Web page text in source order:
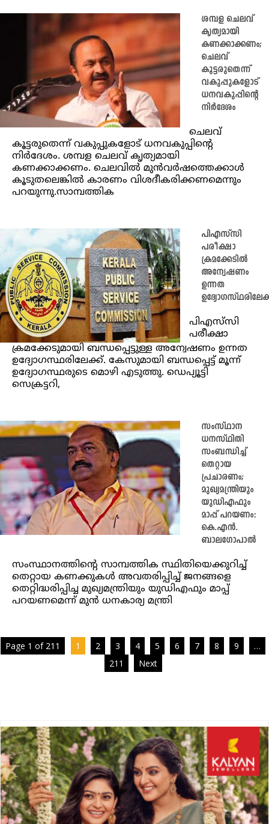
ശമ്പള ചെലവ്
കൃത്യമായി
കണക്കാക്കണം;
ചെലവ്
കൂട്ടരുതെന്ന്
വകുപ്പുകളോട്
ധനവകുപ്പിന്റെ
നിർദേശം
ചെലവ്
കൂട്ടരുതെന്ന് വകുപ്പുകളോട് ധനവകുപ്പിന്റെ
നിർദേശം. ശമ്പള ചെലവ് കൃത്യമായി
കണക്കാക്കണം. ചെലവിൽ മു‍ൻവർഷത്തെക്കാൾ
കൂടുതലെങ്കിൽ കാരണം വിശദീകരിക്കണമെന്നും
പറയുന്നു.സാമ്പത്തിക
പിഎസ്‍സി
പരീക്ഷാ
ക്രമക്കേടിൽ
അന്വേഷണം
ഉന്നത
പിഎസ്‍സി
പരീക്ഷാ
ക്രമക്കേടുമായി ബന്ധപ്പെട്ടുള്ള അന്വേഷണം ഉന്നത
ഉദ്യോഗസ്ഥരിലേക്ക്. കേസുമായി ബന്ധപ്പെട്ട് മൂന്ന്
ഉദ്യോഗസ്ഥരുടെ മൊഴി എടുത്തു. ഡെപ്യൂട്ടി
സെക്രട്ടറി,
സംസ്ഥാന
ധനസ്ഥിതി
സംബന്ധിച്ച്
തെറ്റായ
പ്രചാരണം;
മുഖ്യമന്ത്രിയും
യുഡിഎഫും
മാപ്പ് പറയണം:
കെ.എൻ.
ബാലഗോപാൽ
സംസ്ഥാനത്തിന്റെ സാമ്പത്തിക സ്ഥിതിയെക്കുറിച്ച്
തെറ്റായ കണക്കുകൾ അവതരിപ്പിച്ച് ജനങ്ങളെ
തെറ്റിദ്ധരിപ്പിച്ച മുഖ്യമന്ത്രിയും യുഡിഎഫും മാപ്പ്
പറയണമെന്ന് മുൻ ധനകാര്യ മന്ത്രി
Page 1 of 211 1 2 3 4 5 6 7 8 9
…
211
Next